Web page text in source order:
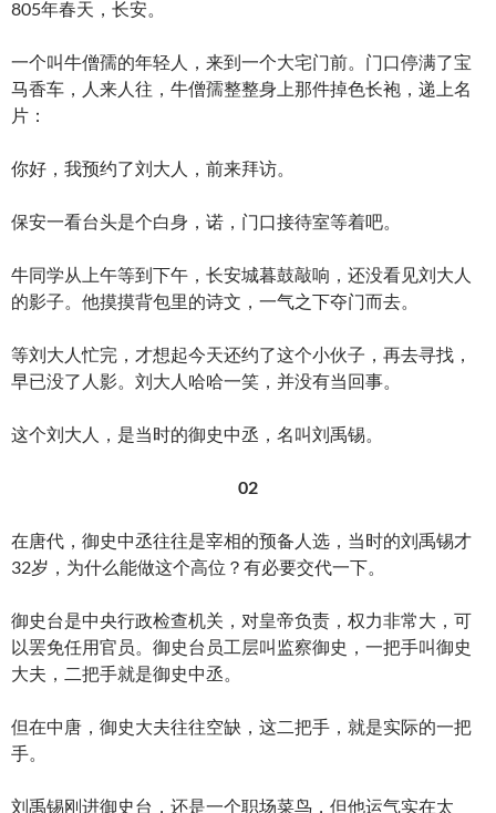
805年春天，长安。
一个叫牛僧孺的年轻人，来到一个大宅门前。门口停满了宝
马香车，人来人往，牛僧孺整整身上那件掉色长袍，递上名
片：
你好，我预约了刘大人，前来拜访。
保安一看台头是个白身，诺，门口接待室等着吧。
牛同学从上午等到下午，长安城暮鼓敲响，还没看见刘大人
的影子。他摸摸背包里的诗文，一气之下夺门而去。
等刘大人忙完，才想起今天还约了这个小伙子，再去寻找，
早已没了人影。刘大人哈哈一笑，并没有当回事。
这个刘大人，是当时的御史中丞，名叫刘禹锡。
02
在唐代，御史中丞往往是宰相的预备人选，当时的刘禹锡才
32岁，为什么能做这个高位？有必要交代一下。
御史台是中央行政检查机关，对皇帝负责，权力非常大，可
以罢免任用官员。御史台员工层叫监察御史，一把手叫御史
大夫，二把手就是御史中丞。
但在中唐，御史大夫往往空缺，这二把手，就是实际的一把
手。
刘禹锡刚进御史台，还是一个职场菜鸟，但他运气实在太